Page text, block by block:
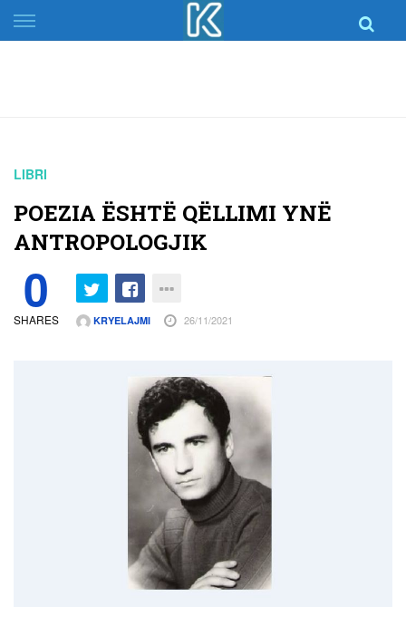
Skip
to
LIBRI
POEZIA ËSHTË QËLLIMI YNË
ANTROPOLOGJIK
0
SHARES KRYELAJMI 26/11/2021